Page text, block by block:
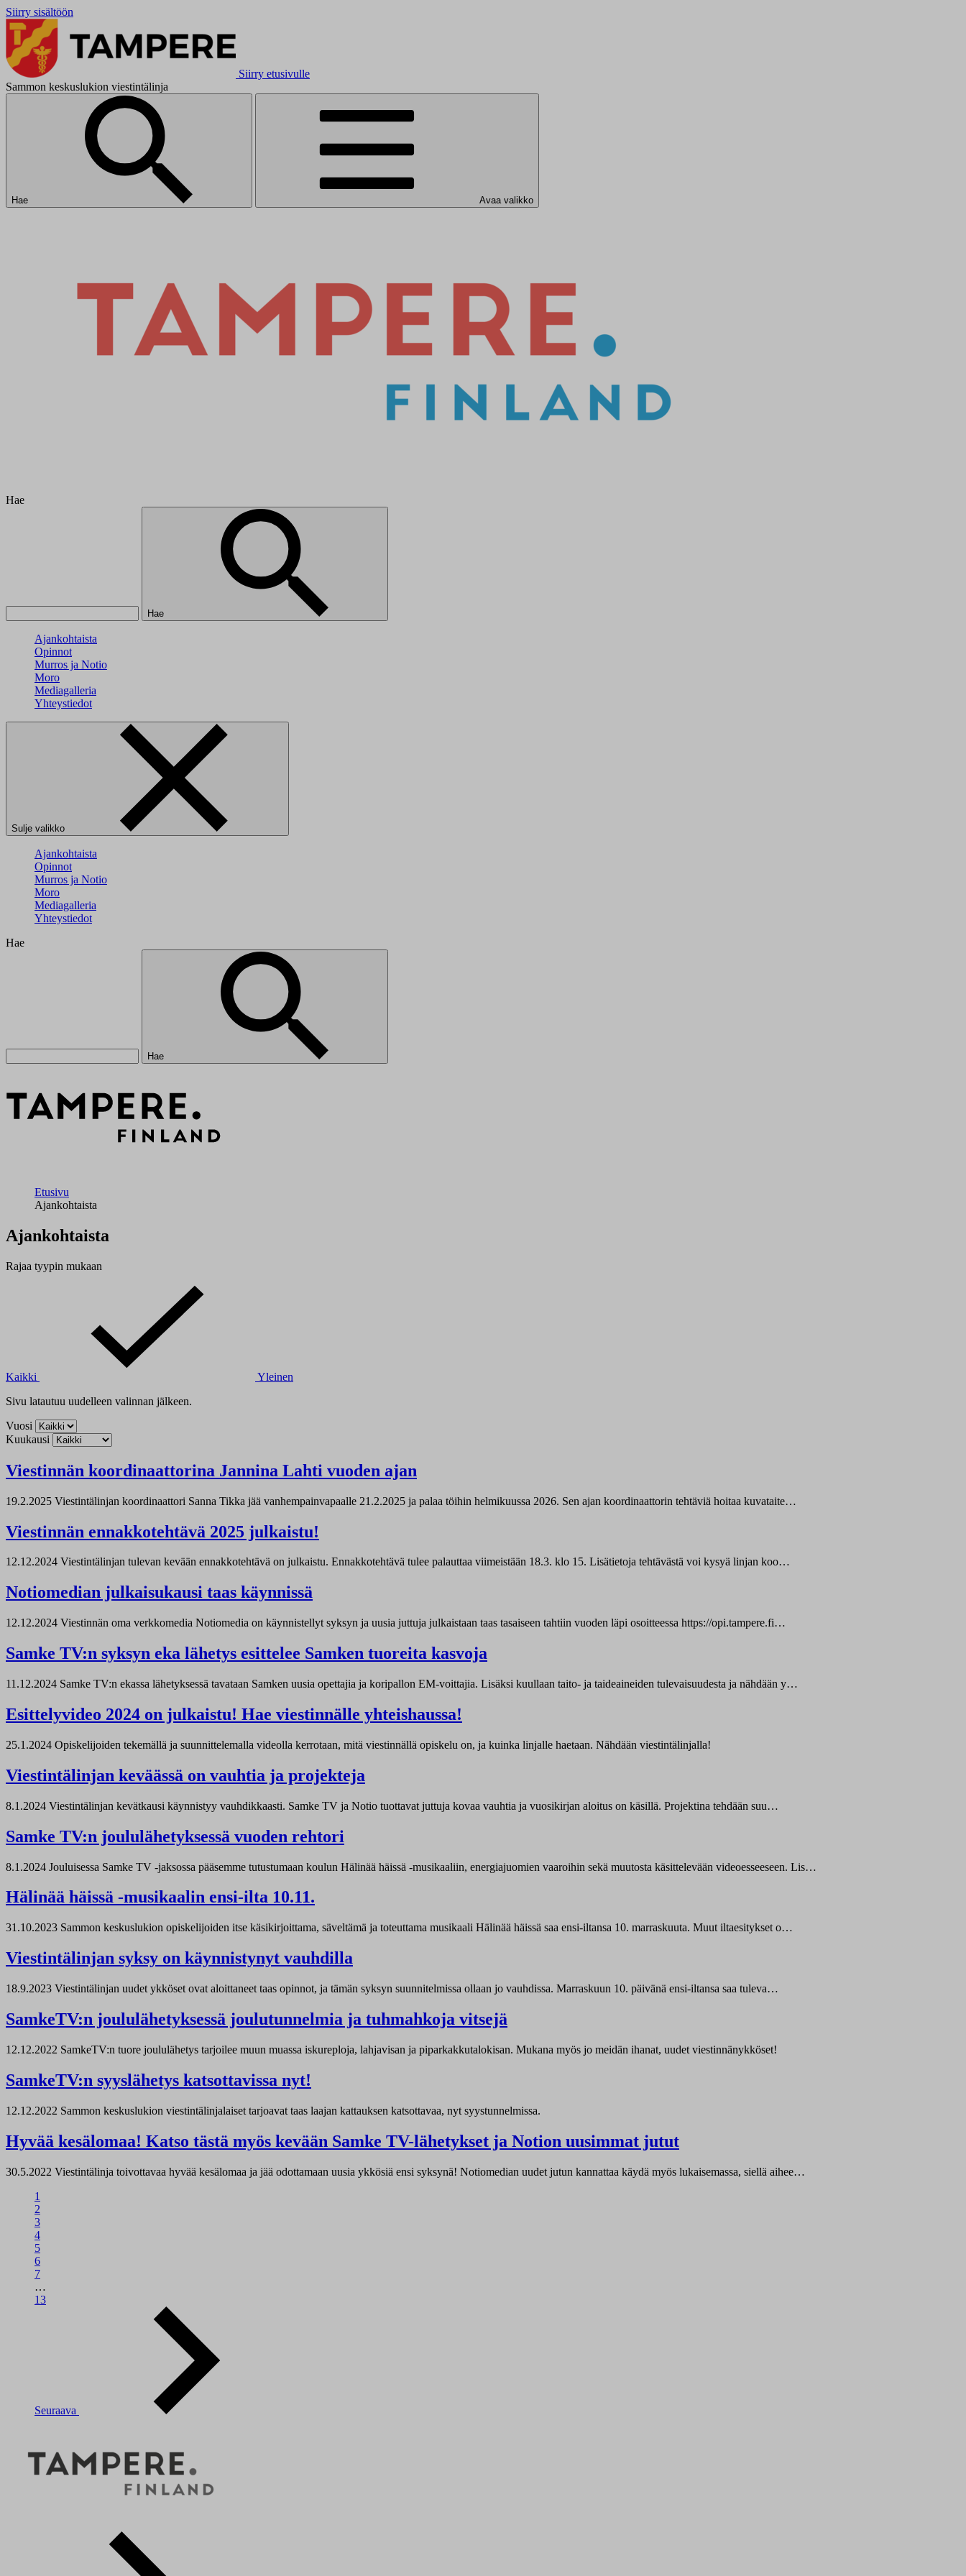
Siirry sisältöön
Siirry etusivulle
Sammon keskuslukion viestintälinja
Hae Avaa valikko
Hae
Hae
Ajankohtaista
Opinnot
Murros ja Notio
Moro
Mediagalleria
Yhteystiedot
Sulje valikko
Ajankohtaista
Opinnot
Murros ja Notio
Moro
Mediagalleria
Yhteystiedot
Hae
Hae
Etusivu
Ajankohtaista
Ajankohtaista
Rajaa tyypin mukaan
Kaikki
Yleinen
Sivu latautuu uudelleen valinnan jälkeen.
Vuosi
Kuukausi
Viestinnän koordinaattorina Jannina Lahti vuoden ajan
19.2.2025 Viestintälinjan koordinaattori Sanna Tikka jää vanhempainvapaalle 21.2.2025 ja palaa töihin helmikuussa 2026. Sen ajan koordinaattorin tehtäviä hoitaa kuvataite…
Viestinnän ennakkotehtävä 2025 julkaistu!
12.12.2024 Viestintälinjan tulevan kevään ennakkotehtävä on julkaistu. Ennakkotehtävä tulee palauttaa viimeistään 18.3. klo 15. Lisätietoja tehtävästä voi kysyä linjan koo…
Notiomedian julkaisukausi taas käynnissä
12.12.2024 Viestinnän oma verkkomedia Notiomedia on käynnistellyt syksyn ja uusia juttuja julkaistaan taas tasaiseen tahtiin vuoden läpi osoitteessa https://opi.tampere.fi…
Samke TV:n syksyn eka lähetys esittelee Samken tuoreita kasvoja
11.12.2024 Samke TV:n ekassa lähetyksessä tavataan Samken uusia opettajia ja koripallon EM-voittajia. Lisäksi kuullaan taito- ja taideaineiden tulevaisuudesta ja nähdään y…
Esittelyvideo 2024 on julkaistu! Hae viestinnälle yhteishaussa!
25.1.2024 Opiskelijoiden tekemällä ja suunnittelemalla videolla kerrotaan, mitä viestinnällä opiskelu on, ja kuinka linjalle haetaan. Nähdään viestintälinjalla!
Viestintälinjan keväässä on vauhtia ja projekteja
8.1.2024 Viestintälinjan kevätkausi käynnistyy vauhdikkaasti. Samke TV ja Notio tuottavat juttuja kovaa vauhtia ja vuosikirjan aloitus on käsillä. Projektina tehdään suu…
Samke TV:n joululähetyksessä vuoden rehtori
8.1.2024 Jouluisessa Samke TV -jaksossa pääsemme tutustumaan koulun Hälinää häissä -musikaaliin, energiajuomien vaaroihin sekä muutosta käsittelevään videoesseeseen. Lis…
Hälinää häissä -musikaalin ensi-ilta 10.11.
31.10.2023 Sammon keskuslukion opiskelijoiden itse käsikirjoittama, säveltämä ja toteuttama musikaali Hälinää häissä saa ensi-iltansa 10. marraskuuta. Muut iltaesitykset o…
Viestintälinjan syksy on käynnistynyt vauhdilla
18.9.2023 Viestintälinjan uudet ykköset ovat aloittaneet taas opinnot, ja tämän syksyn suunnitelmissa ollaan jo vauhdissa. Marraskuun 10. päivänä ensi-iltansa saa tuleva…
SamkeTV:n joululähetyksessä joulutunnelmia ja tuhmahkoja vitsejä
12.12.2022 SamkeTV:n tuore joululähetys tarjoilee muun muassa iskureploja, lahjavisan ja piparkakkutalokisan. Mukana myös jo meidän ihanat, uudet viestinnänykköset!
SamkeTV:n syyslähetys katsottavissa nyt!
12.12.2022 Sammon keskuslukion viestintälinjalaiset tarjoavat taas laajan kattauksen katsottavaa, nyt syystunnelmissa.
Hyvää kesälomaa! Katso tästä myös kevään Samke TV-lähetykset ja Notion uusimmat jutut
30.5.2022 Viestintälinja toivottavaa hyvää kesälomaa ja jää odottamaan uusia ykkösiä ensi syksynä! Notiomedian uudet jutun kannattaa käydä myös lukaisemassa, siellä aihee…
1
2
3
4
5
6
7
…
13
Seuraava